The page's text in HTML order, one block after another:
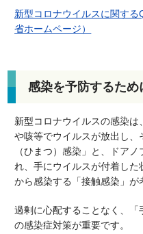
新型コロナウイルスに関す
省ホームページ）
感染を予防するため
新型コロナウイルスの感染
や咳等でウイルスが放出し
（ひまつ）感染」と、ドア
れ、手にウイルスが付着し
から感染する「接触感染」が
過剰に心配することなく、
の感染症対策が重要です。